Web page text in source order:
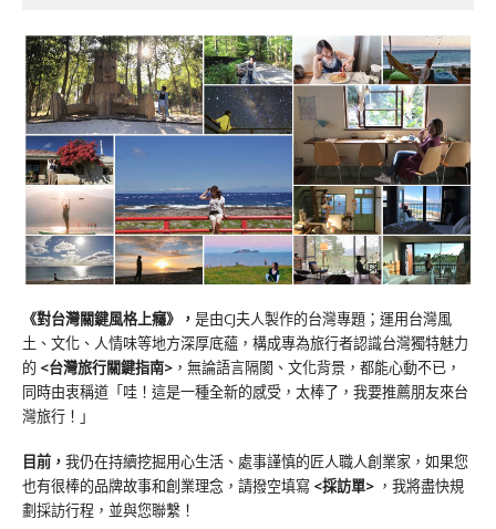
《對台灣關鍵風格上癮》 ， 是由CJ夫人製作的台灣專題；運用台灣風
土、文化、人情味等地方深厚底蘊，構成專為旅行者認識台灣獨特魅力
的 <台灣旅行關鍵指南> ，無論語言隔閡、文化背景，都能心動不已，
同時由衷稱道「哇！這是一種全新的感受，太棒了，我要推薦朋友來台
灣旅行！」
目前， 我仍在持續挖掘用心生活、處事謹慎的匠人職人創業家，如果您
也有很棒的品牌故事和創業理念，請撥空填寫 <採訪單> ，我將盡快規
劃採訪行程，並與您聯繫！